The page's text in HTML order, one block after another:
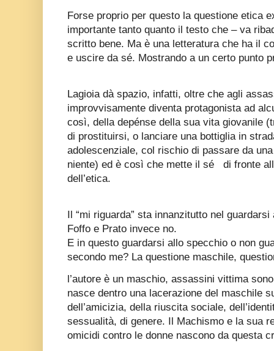
Forse proprio per questo la questione etica
importante tanto quanto il testo che – va
scritto bene. Ma è una letteratura che ha il
e uscire da sé. Mostrando a un certo punto
Lagioia dà spazio, infatti, oltre che agli
improvvisamente diventa protagonista ad
così, della depénse della sua vita giovanile
di prostituirsi, o lanciare una bottiglia in
adolescenziale, col rischio di passare da
niente) ed è così che mette il sé
di fronte
dell’etica.
Il “mi riguarda” sta innanzitutto nel
Foffo e Prato invece no.
E in questo guardarsi allo specchio o non
secondo me? La questione maschile,
l’autore è un maschio, assassini vittima
nasce dentro una lacerazione del maschile
dell’amicizia, della riuscita sociale,
sessualità, di genere. Il Machismo e la sua
omicidi contro le donne nascono da questa